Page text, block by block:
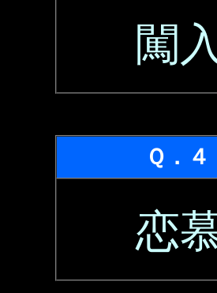
闖入
Ｑ．４
恋